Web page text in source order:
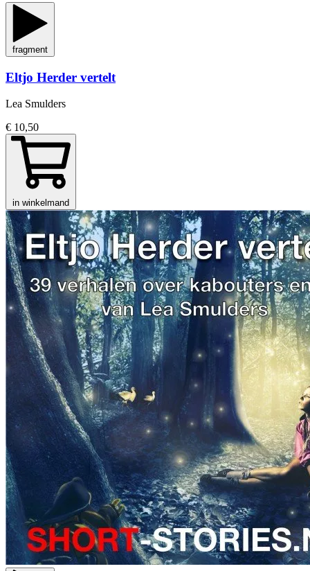
fragment
Eltjo Herder vertelt
Lea Smulders
€ 10,50
in winkelmand